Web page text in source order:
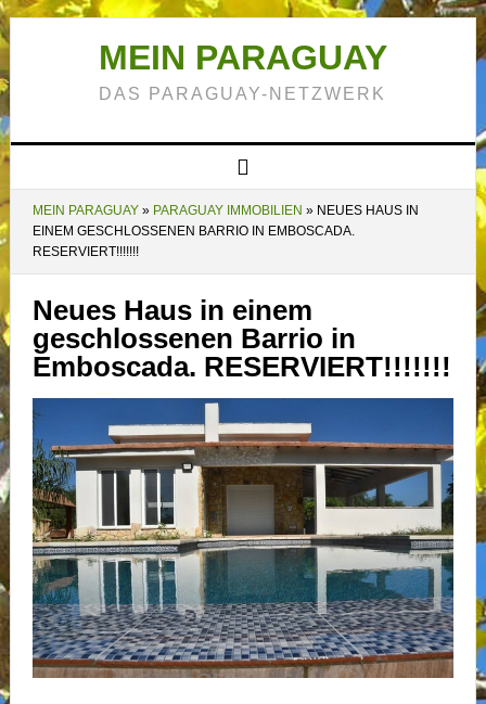
MEIN PARAGUAY
DAS PARAGUAY-NETZWERK
MEIN PARAGUAY» PARAGUAY IMMOBILIEN » NEUES HAUS IN
EINEM GESCHLOSSENEN BARRIO IN EMBOSCADA.
RESERVIERT!!!!!!!
Neues Haus in einem
geschlossenen Barrio in
Emboscada. RESERVIERT!!!!!!!